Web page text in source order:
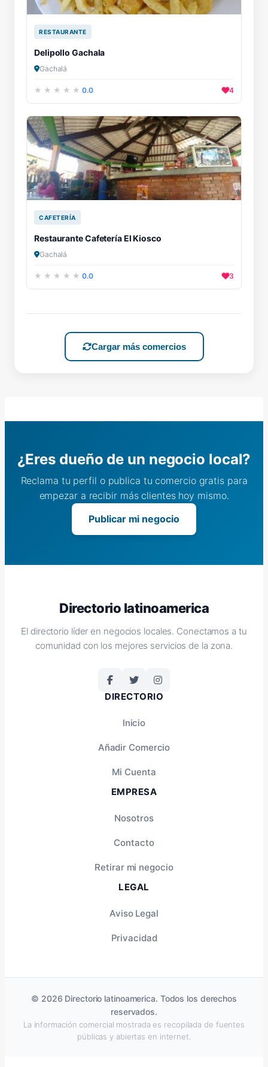
RESTAURANTE
Delipollo Gachala
Gachalá
0.0 4
CAFETERÍA
Restaurante Cafetería El Kiosco
Gachalá
0.0 3
Cargar más comercios
¿Eres dueño de un negocio local?
Reclama tu perfil o publica tu comercio gratis para
empezar a recibir más clientes hoy mismo.
Publicar mi negocio
Directorio latinoamerica
El directorio líder en negocios locales. Conectamos a tu
comunidad con los mejores servicios de la zona.
DIRECTORIO
Inicio
Añadir Comercio
Mi Cuenta
EMPRESA
Nosotros
Contacto
Retirar mi negocio
LEGAL
Aviso Legal
Privacidad
© 2026 Directorio latinoamerica. Todos los derechos
reservados.
La información comercial mostrada es recopilada de fuentes
públicas y abiertas en internet.